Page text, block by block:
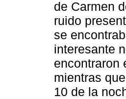
de Carmen
ruido
se
interesante
encontraron
mientras
10 de la